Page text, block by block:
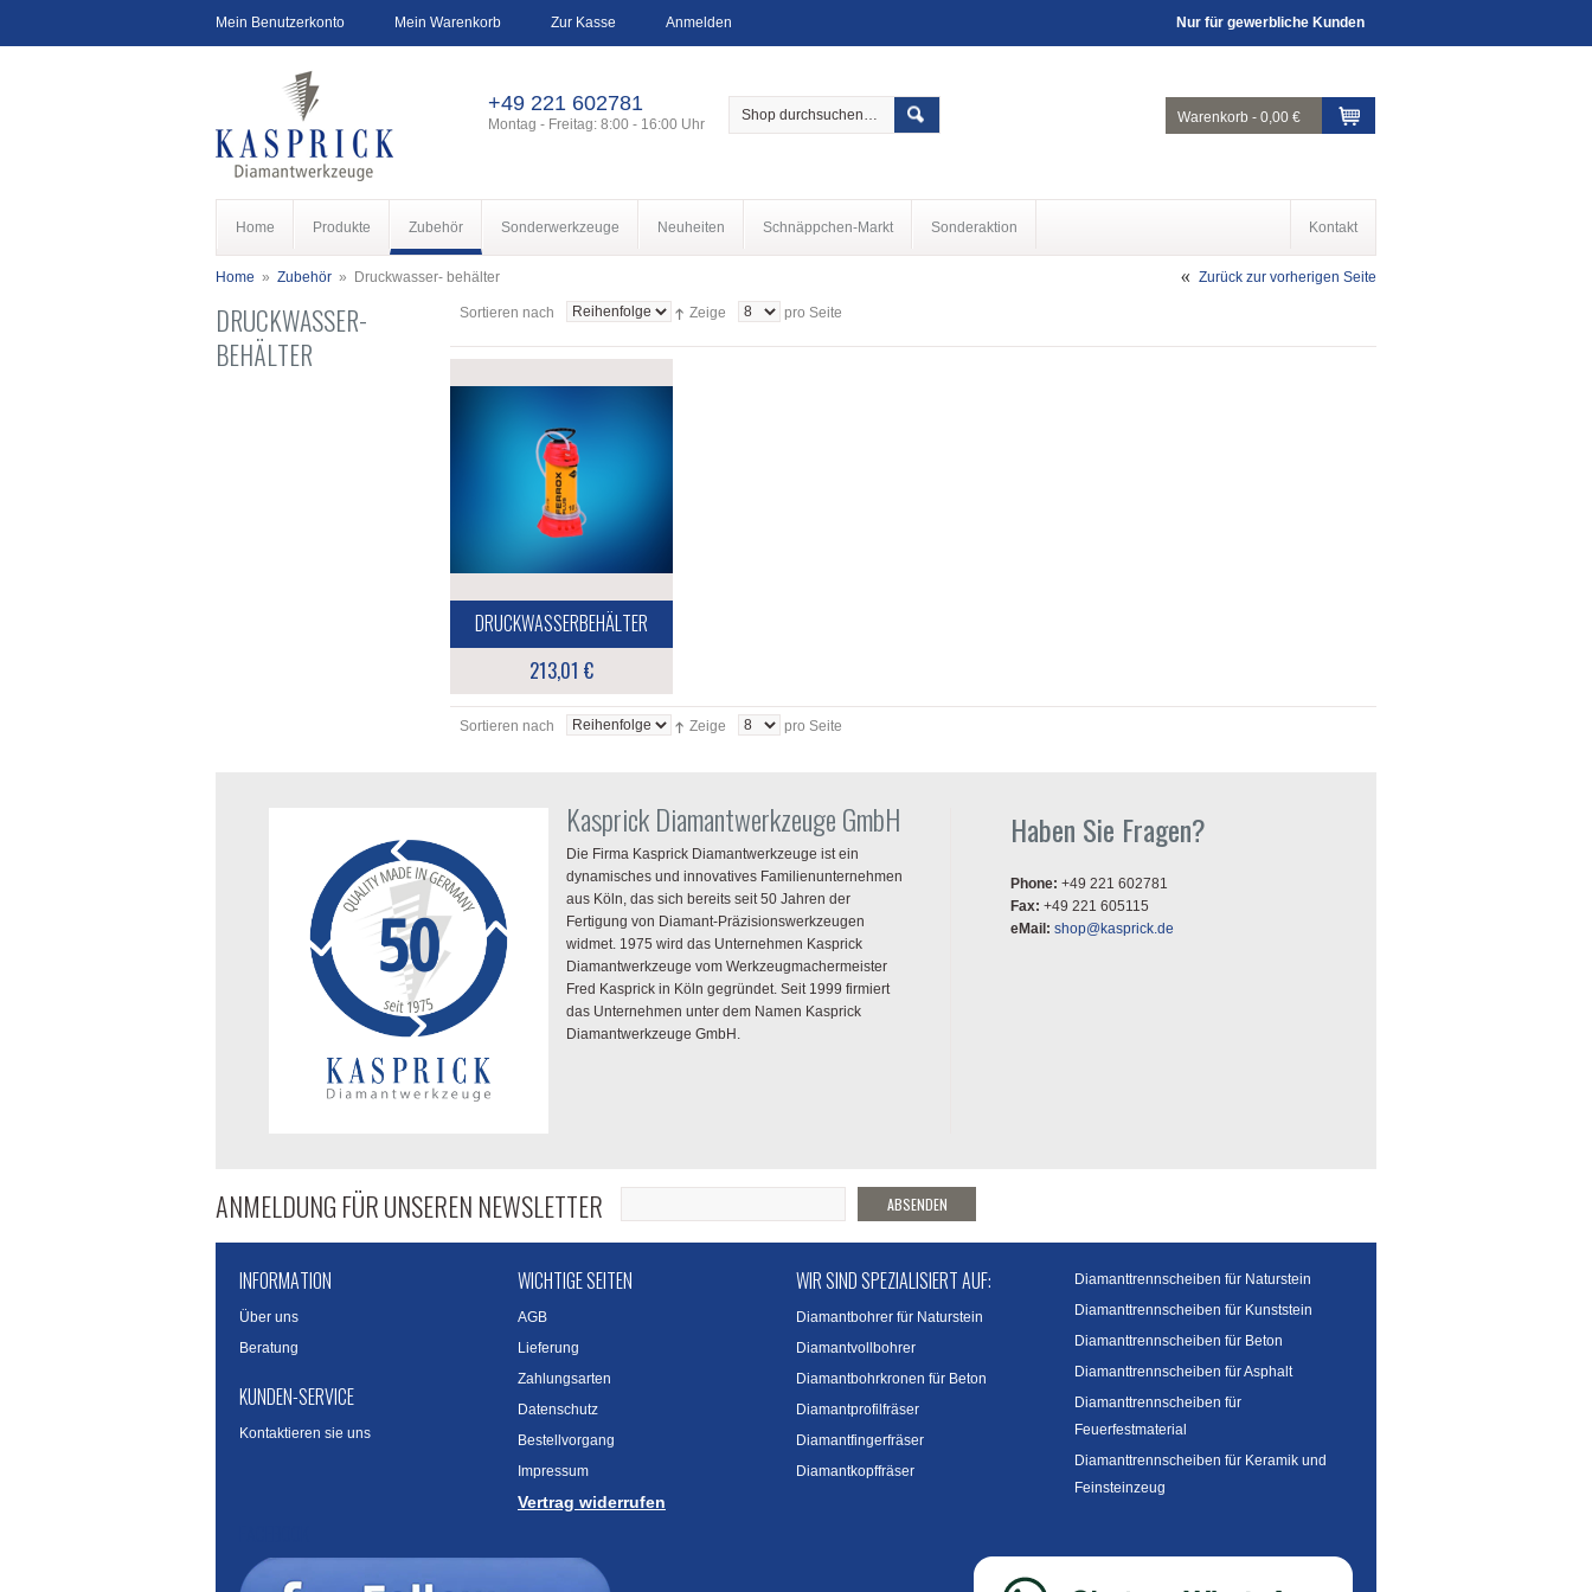
Mein Benutzerkonto Mein Warenkorb Zur Kasse Anmelden Nur für gewerbliche Kunden
+49 221 602781
Montag - Freitag: 8:00 - 16:00 Uhr Warenkorb - 0,00 €
Home Produkte Zubehör Sonderwerkzeuge Neuheiten Schnäppchen-Markt Sonderaktion Kontakt
Home » Zubehör » Druckwasser- behälter Zurück zur vorherigen Seite
Sortieren nach Zeige pro Seite
DRUCKWASSERBEHÄLTER
213,01 €
Sortieren nach Zeige pro Seite
DRUCKWASSER-
BEHÄLTER
Kasprick Diamantwerkzeuge GmbH
Die Firma Kasprick Diamantwerkzeuge ist ein
dynamisches und innovatives Familienunternehmen
aus Köln, das sich bereits seit 50 Jahren der
Fertigung von Diamant-Präzisionswerkzeugen
widmet. 1975 wird das Unternehmen Kasprick
Diamantwerkzeuge vom Werkzeugmachermeister
Fred Kasprick in Köln gegründet. Seit 1999 firmiert
das Unternehmen unter dem Namen Kasprick
Diamantwerkzeuge GmbH.
Haben Sie Fragen?
Phone: +49 221 602781
Fax: +49 221 605115
eMail: shop@kasprick.de
ANMELDUNG FÜR UNSEREN NEWSLETTER ABSENDEN
INFORMATION
Über uns
Beratung
KUNDEN-SERVICE
Kontaktieren sie uns
WICHTIGE SEITEN
AGB
Lieferung
Zahlungsarten
Datenschutz
Bestellvorgang
Impressum
Vertrag widerrufen
WIR SIND SPEZIALISIERT AUF:
Diamantbohrer für Naturstein
Diamantvollbohrer
Diamantbohrkronen für Beton
Diamantprofilfräser
Diamantfingerfräser
Diamantkopffräser
Diamanttrennscheiben für Naturstein
Diamanttrennscheiben für Kunststein
Diamanttrennscheiben für Beton
Diamanttrennscheiben für Asphalt
Diamanttrennscheiben für
Feuerfestmaterial
Diamanttrennscheiben für Keramik und
Feinsteinzeug